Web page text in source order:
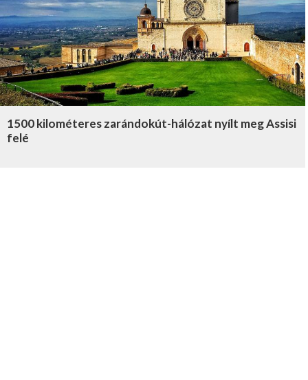
1500 kilométeres zarándokút-hálózat nyílt meg Assisi
felé